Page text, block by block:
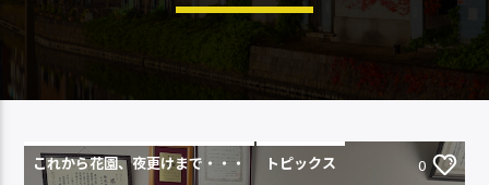
これから花園、夜更けまで・・・ トピックス 0